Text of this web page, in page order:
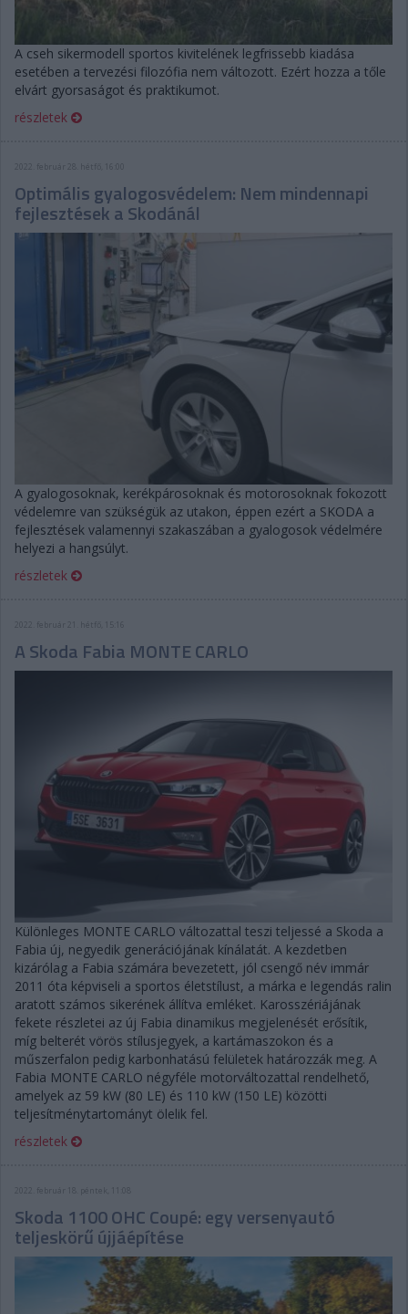
A cseh sikermodell sportos kivitelének legfrissebb kiadása
esetében a tervezési filozófia nem változott. Ezért hozza a tőle
elvárt gyorsaságot és praktikumot.
részletek
2022. február 28. hétfő, 16:00
Optimális gyalogosvédelem: Nem mindennapi
fejlesztések a Skodánál
A gyalogosoknak, kerékpárosoknak és motorosoknak fokozott
védelemre van szükségük az utakon, éppen ezért a SKODA a
fejlesztések valamennyi szakaszában a gyalogosok védelmére
helyezi a hangsúlyt.
részletek
2022. február 21. hétfő, 15:16
A Skoda Fabia MONTE CARLO
Különleges MONTE CARLO változattal teszi teljessé a Skoda a
Fabia új, negyedik generációjának kínálatát. A kezdetben
kizárólag a Fabia számára bevezetett, jól csengő név immár
2011 óta képviseli a sportos életstílust, a márka e legendás ralin
aratott számos sikerének állítva emléket. Karosszériájának
fekete részletei az új Fabia dinamikus megjelenését erősítik,
míg belterét vörös stílusjegyek, a kartámaszokon és a
műszerfalon pedig karbonhatású felületek határozzák meg. A
Fabia MONTE CARLO négyféle motorváltozattal rendelhető,
amelyek az 59 kW (80 LE) és 110 kW (150 LE) közötti
teljesítménytartományt ölelik fel.
részletek
2022. február 18. péntek, 11:08
Skoda 1100 OHC Coupé: egy versenyautó
teljeskörű újjáépítése